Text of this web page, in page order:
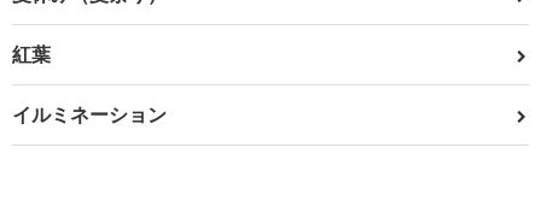
紅葉
イルミネーション